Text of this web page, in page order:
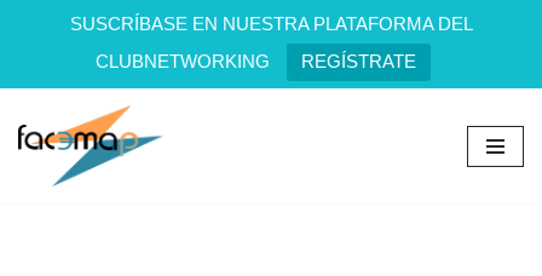
SUSCRÍBASE EN NUESTRA PLATAFORMA DEL
CLUBNETWORKING
REGÍSTRATE
Saltar